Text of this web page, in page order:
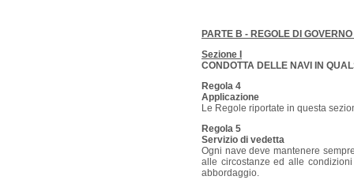
PARTE B - REGOLE DI
Sezione I
CONDOTTA DELLE NAVI IN
Regola 4
Applicazione
Le Regole riportate in questa
Regola 5
Servizio di vedetta
Ogni nave deve mantenere
alle circostanze ed alle
abbordaggio.